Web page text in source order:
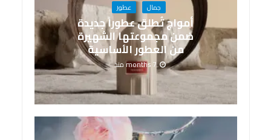
جمال عطور
أمواج تُطلق عطوراً جديدة
ضمن مجموعتها الشهيرة
من العطور الأساسية
7 months منذ